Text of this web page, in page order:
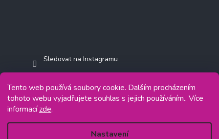
Tento web používá soubory cookie. Dalším procházením
tohoto webu vyjadřujete souhlas s jejich používáním.. Více
informacízde.
Nastavení
Sledovat na Instagramu
Copyright 2026
Grafický návrh vytvořil a na Shoptet implementoval